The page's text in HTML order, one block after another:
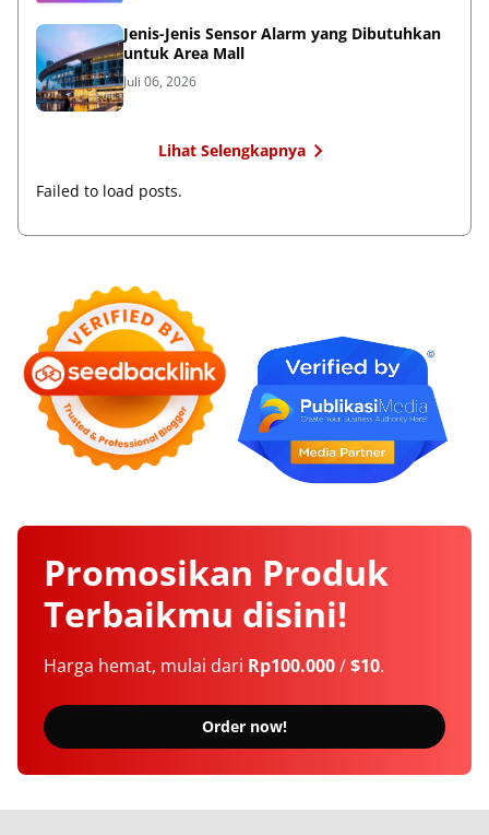
Jenis-Jenis Sensor Alarm yang Dibutuhkan
untuk Area Mall
Juli 06, 2026
Lihat Selengkapnya
Failed to load posts.
Promosikan Produk
Terbaikmu disini!
Harga hemat, mulai dari Rp100.000/$10.
Order now!